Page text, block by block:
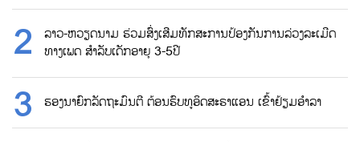
ລາວ-ຫວຽດນາມ ຮ່ວມສົ່ງເສີມທັກສະການປ້ອງກັນການລ່ວງລະເມີດ
ທາງເພດ ສຳລັບເດັກອາຍຸ 3-5ປີ
ຮອງນາຍົກລັດຖະມົນຕີ ຕ້ອນຮົບທູອິດສະຣາແອນ ເຂົ້າຢ້ຽມອຳລາ